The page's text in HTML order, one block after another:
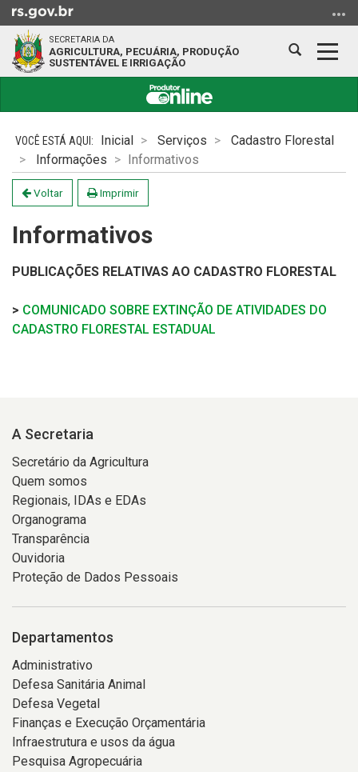
para
conteúdo
menu
para
SECRETARIA DA
AGRICULTURA, PECUÁRIA, PRODUÇÃO
SUSTENTÁVEL E IRRIGAÇÃO
Abrir
conteúdo
Inicial Serviços
Cadastro Florestal
Informações
Informativos
Voltar Imprimir
Informativos
PUBLICAÇÕES RELATIVAS AO CADASTRO FLORESTAL
> COMUNICADO SOBRE EXTINÇÃO DE ATIVIDADES DO
CADASTRO FLORESTAL ESTADUAL
A Secretaria
Secretário da Agricultura
Quem somos
Regionais, IDAs e EDAs
Organograma
Transparência
Ouvidoria
Proteção de Dados Pessoais
Departamentos
Administrativo
Defesa Sanitária Animal
Defesa Vegetal
Finanças e Execução Orçamentária
Infraestrutura e usos da água
Pesquisa Agropecuária